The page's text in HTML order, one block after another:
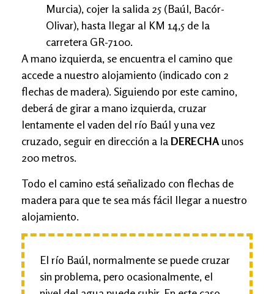
Murcia), cojer la salida 25 (Baúl, Bacór-
Olivar), hasta llegar al KM 14,5 de la
carretera GR-7100.
A mano izquierda, se encuentra el camino que
accede a nuestro alojamiento (indicado con 2
flechas de madera). Siguiendo por este camino,
deberá de girar a mano izquierda, cruzar
lentamente el vaden del río Baúl y una vez
cruzado, seguir en dirección a laDERECHAunos
200 metros.
Todo el camino está señalizado con flechas de
madera para que te sea más fácil llegar a nuestro
alojamiento.
El río Baúl, normalmente se puede cruzar
sin problema, pero ocasionalmente, el